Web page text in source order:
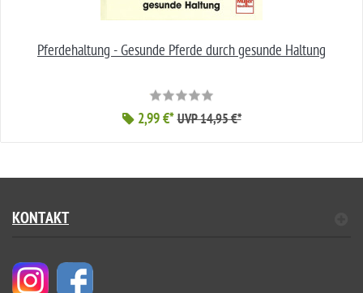
Pferdehaltung - Gesunde Pferde durch gesunde Haltung
2,99 €* UVP 14,95 €*
KONTAKT